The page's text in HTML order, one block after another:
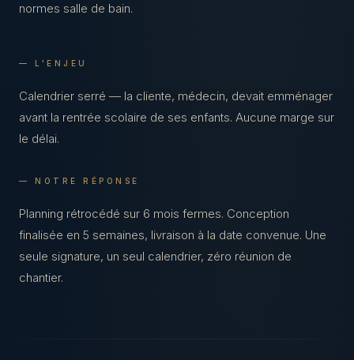
normes salle de bain.
— L'ENJEU
Calendrier serré — la cliente, médecin, devait emménager
avant la rentrée scolaire de ses enfants. Aucune marge sur
le délai.
— NOTRE RÉPONSE
Planning rétrocédé sur 6 mois fermes. Conception
finalisée en 5 semaines, livraison à la date convenue. Une
seule signature, un seul calendrier, zéro réunion de
chantier.